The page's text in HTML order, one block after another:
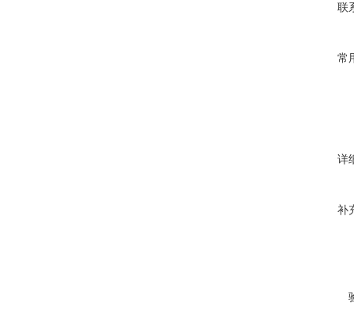
联
常
详
补